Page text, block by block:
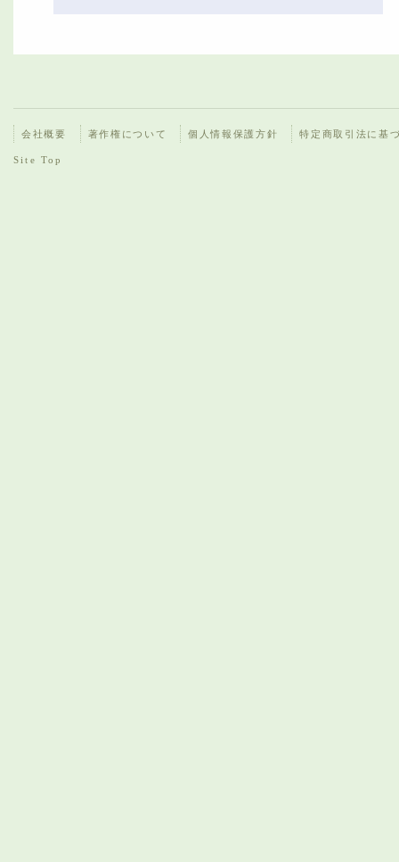
会社概要 著作権について 個人情報保護方針 特定商取引法に基
Site Top